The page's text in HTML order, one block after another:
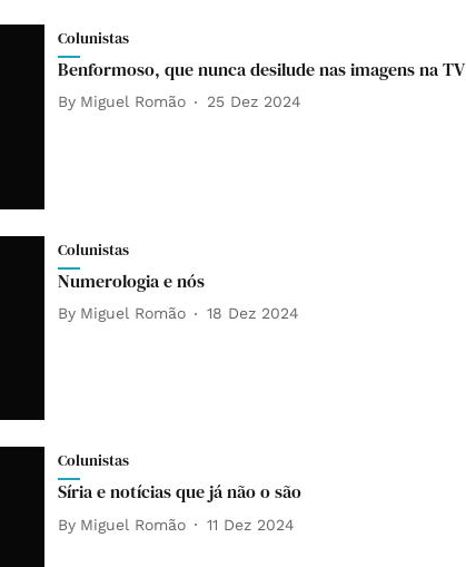
Colunistas
Benformoso, que nunca desilude nas imagens na TV
By Miguel Romão 25 Dez 2024
Colunistas
Numerologia e nós
By Miguel Romão 18 Dez 2024
Colunistas
Síria e notícias que já não o são
By Miguel Romão 11 Dez 2024